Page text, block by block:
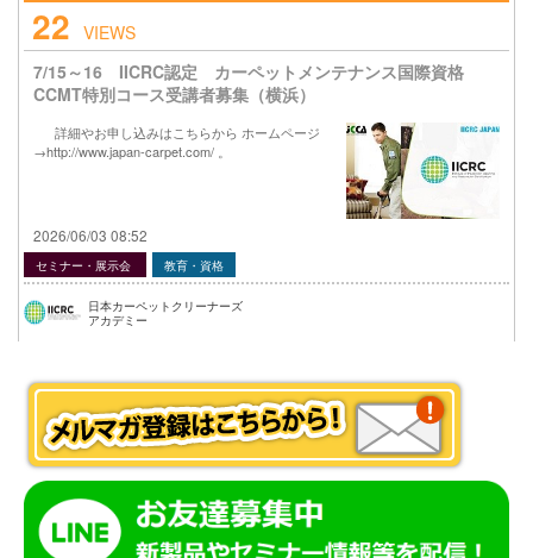
22 VIEWS
7/15～16 IICRC認定 カーペットメンテナンス国際資格
CCMT特別コース受講者募集（横浜）
詳細やお申し込みはこちらから ホームページ
→http://www.japan-carpet.com/ 。
2026/06/03 08:52
セミナー・展示会 教育・資格
日本カーペットクリーナーズ
アカデミー